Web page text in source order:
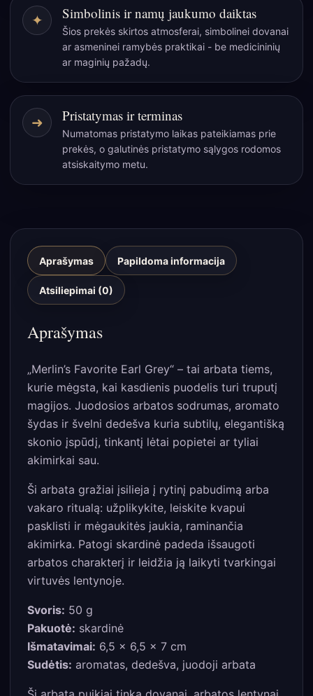
ritualas
skardinėje
✦ Simbolinis ir namų jaukumo daiktas
Šios prekės skirtos atmosferai, simbolinei dovanai
ar asmeninei ramybės praktikai - be medicininių
ar maginių pažadų.
➜ Pristatymas ir terminas
Numatomas pristatymo laikas pateikiamas prie
prekės, o galutinės pristatymo sąlygos rodomos
atsiskaitymo metu.
Aprašymas Papildoma informacija
Atsiliepimai (0)
Aprašymas
„Merlin’s Favorite Earl Grey“ – tai arbata tiems,
kurie mėgsta, kai kasdienis puodelis turi truputį
magijos. Juodosios arbatos sodrumas, aromato
šydas ir švelni dedešva kuria subtilų, elegantišką
skonio įspūdį, tinkantį lėtai popietei ar tyliai
akimirkai sau.
Ši arbata gražiai įsilieja į rytinį pabudimą arba
vakaro ritualą: užplikykite, leiskite kvapui
pasklisti ir mėgaukitės jaukia, raminančia
akimirka. Patogi skardinė padeda išsaugoti
arbatos charakterį ir leidžia ją laikyti tvarkingai
virtuvės lentynoje.
Svoris: 50 g
Pakuotė: skardinė
Išmatavimai: 6,5 × 6,5 × 7 cm
Sudėtis: aromatas, dedešva, juodoji arbata